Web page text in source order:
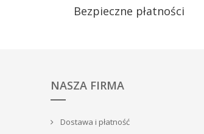
Bezpieczne płatności
NASZA FIRMA
Dostawa i płatność